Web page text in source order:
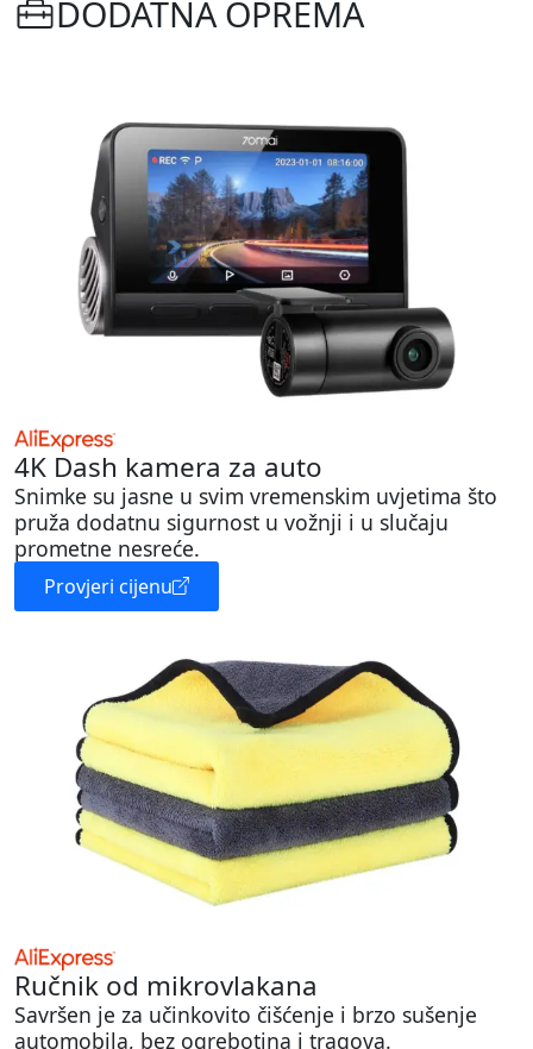
DODATNA OPREMA
4K Dash kamera za auto
Snimke su jasne u svim vremenskim uvjetima što
pruža dodatnu sigurnost u vožnji i u slučaju
prometne nesreće.
Provjeri cijenu
Ručnik od mikrovlakana
Savršen je za učinkovito čišćenje i brzo sušenje
automobila, bez ogrebotina i tragova.